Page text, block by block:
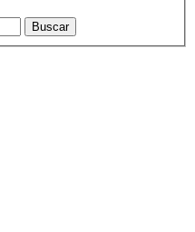
Buscar